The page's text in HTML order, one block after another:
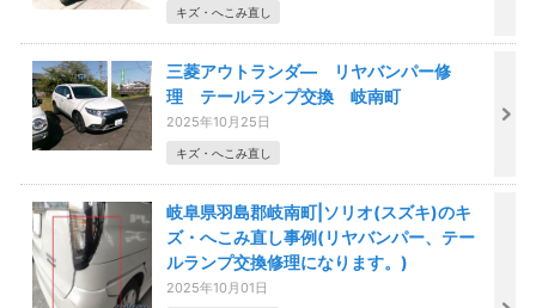
キズ・へこみ直し
三菱アウトランダ― リヤバンパー修
理 テールランプ交換 岐南町
2025年10月25日
キズ・へこみ直し
岐阜県羽島郡岐南町|ソリオ(スズキ)のキ
ズ・へこみ直し事例(リヤバンパー、テー
ルランプ交換修理になります。)
2025年10月01日